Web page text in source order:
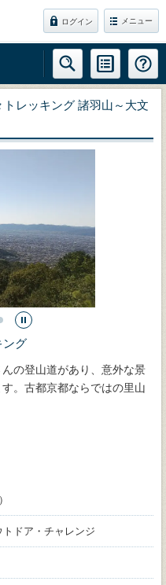
ログイン メニュー
レッキング 諸羽山～大文
ング
の登山道があり、意外な景
。古都京都ならではの里山
ドア・チャレンジ